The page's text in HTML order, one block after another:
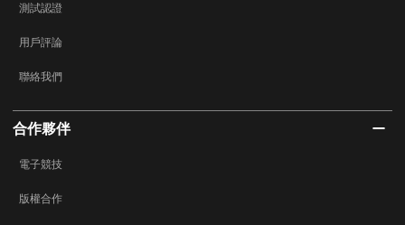
測試認證
用戶評論
聯絡我們
合作夥伴
電子競技
版權合作